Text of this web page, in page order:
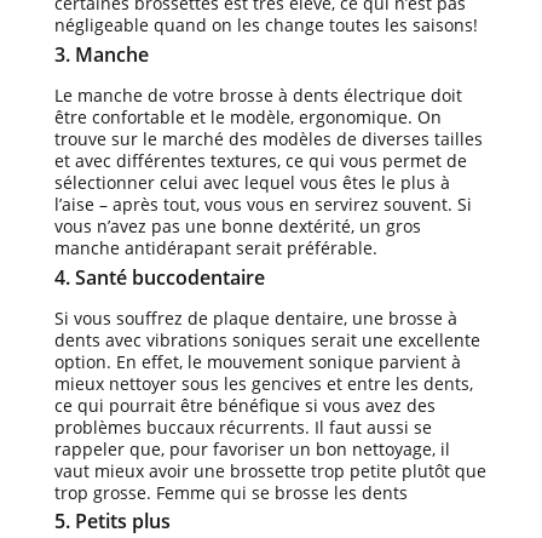
négligeable quand on les change toutes les saisons!
3. Manche
Le manche de votre brosse à dents électrique doit
être confortable et le modèle, ergonomique. On
trouve sur le marché des modèles de diverses tailles
et avec différentes textures, ce qui vous permet de
sélectionner celui avec lequel vous êtes le plus à
l’aise – après tout, vous vous en servirez souvent. Si
vous n’avez pas une bonne dextérité, un gros
manche antidérapant serait préférable.
4. Santé buccodentaire
Si vous souffrez de plaque dentaire, une brosse à
dents avec vibrations soniques serait une excellente
option. En effet, le mouvement sonique parvient à
mieux nettoyer sous les gencives et entre les dents,
ce qui pourrait être bénéfique si vous avez des
problèmes buccaux récurrents. Il faut aussi se
rappeler que, pour favoriser un bon nettoyage, il
vaut mieux avoir une brossette trop petite plutôt que
trop grosse. Femme qui se brosse les dents
5. Petits plus